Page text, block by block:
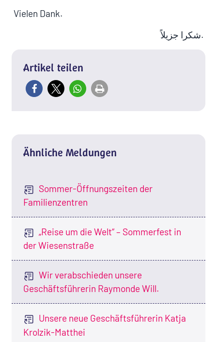
Vielen Dank.
شكرا جزيلاً.
Artikel teilen
Ähnliche Meldungen
Sommer-Öffnungszeiten der
Familienzentren
„Reise um die Welt“ – Sommerfest in
der Wiesenstraße
Wir verabschieden unsere
Geschäftsführerin Raymonde Will.
Unsere neue Geschäftsführerin Katja
Krolzik-Matthei